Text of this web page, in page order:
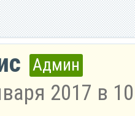
Админ
2017 в